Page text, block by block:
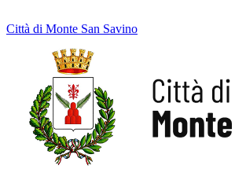
Città di Monte San Savino